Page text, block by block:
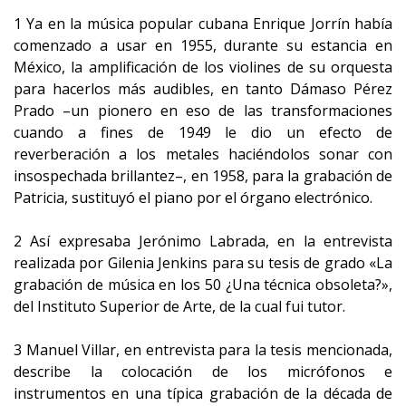
1 Ya en la música popular cubana Enrique Jorrín había
comenzado a usar en 1955, durante su estancia en
México, la amplificación de los violines de su orquesta
para hacerlos más audibles, en tanto Dámaso Pérez
Prado –un pionero en eso de las transformaciones
cuando a fines de 1949 le dio un efecto de
reverberación a los metales haciéndolos sonar con
insospechada brillantez–, en 1958, para la grabación de
Patricia, sustituyó el piano por el órgano electrónico.
2 Así expresaba Jerónimo Labrada, en la entrevista
realizada por Gilenia Jenkins para su tesis de grado «La
grabación de música en los 50 ¿Una técnica obsoleta?»,
del Instituto Superior de Arte, de la cual fui tutor.
3 Manuel Villar, en entrevista para la tesis mencionada,
describe la colocación de los micrófonos e
instrumentos en una típica grabación de la década de